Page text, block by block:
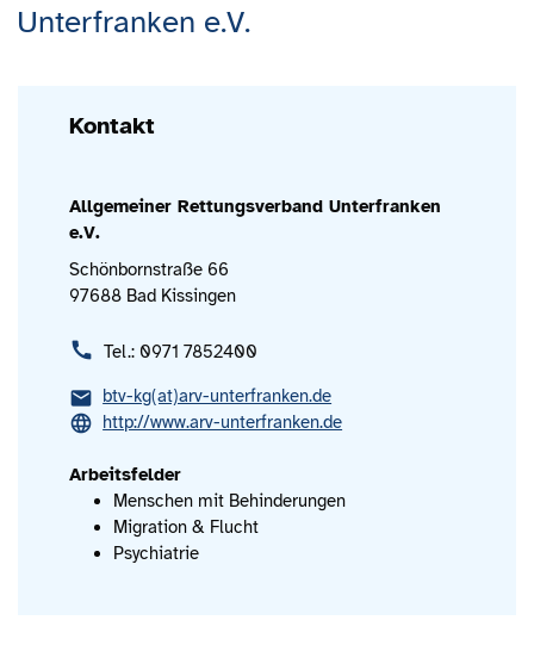
Unterfranken e.V.
Kontakt
Allgemeiner Rettungsverband Unterfranken
e.V.
Schönbornstraße 66
97688 Bad Kissingen
Tel.: 0971 7852400
btv-kg(at)arv-unterfranken.de
http://www.arv-unterfranken.de
Arbeitsfelder
Menschen mit Behinderungen
Migration & Flucht
Psychiatrie